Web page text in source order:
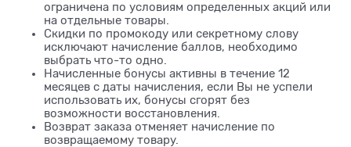
ограничена по условиям определенных акций или
на отдельные товары.
Скидки по промокоду или секретному слову
исключают начисление баллов, необходимо
выбрать что-то одно.
Начисленные бонусы активны в течение 12
месяцев с даты начисления, если Вы не успели
использовать их, бонусы сгорят без
возможности восстановления.
Возврат заказа отменяет начисление по
возвращаемому товару.